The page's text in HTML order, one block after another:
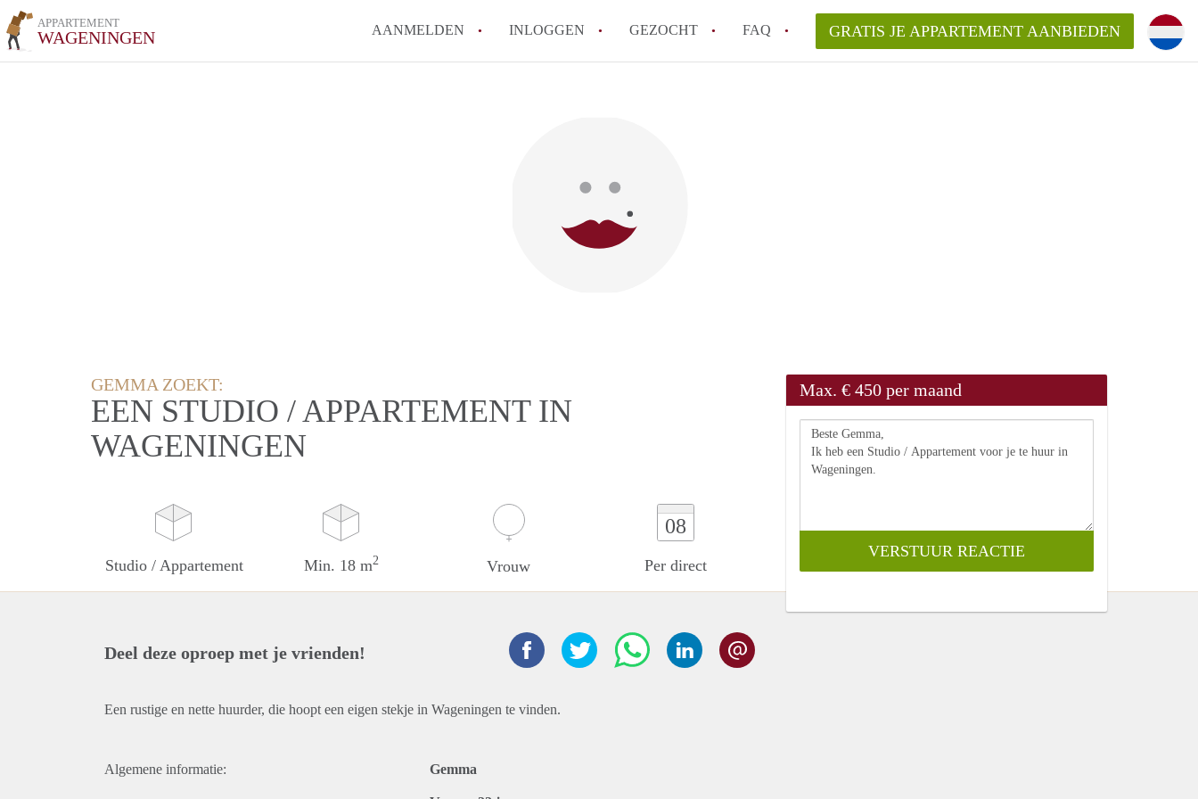
APPARTEMENT
WAGENINGEN AANMELDEN INLOGGEN GEZOCHT FAQ
Wat is AppartementWageningen?
Wat is de privacyverklaring van AppartementWageningen?
Is AppartementWageningen verantwoordelijk voor het aangeboden
GRATIS JE APPARTEMENT AANBIEDEN
GEMMA ZOEKT:
EEN STUDIO / APPARTEMENT IN
WAGENINGEN
Studio / Appartement Min. 18 m2 Vrouw
08
Per direct
Max. € 450 per maand
Deel deze oproep met je vrienden!
Een rustige en nette huurder, die hoopt een eigen stekje in Wageningen te vinden.
Algemene informatie: Gemma